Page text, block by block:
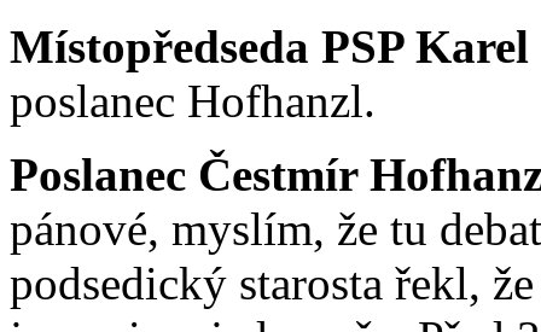
Místopředseda PSP
poslanec Hofhanzl.
Poslanec Čestmír
pánové, myslím, že tu
podsedický starosta řekl,